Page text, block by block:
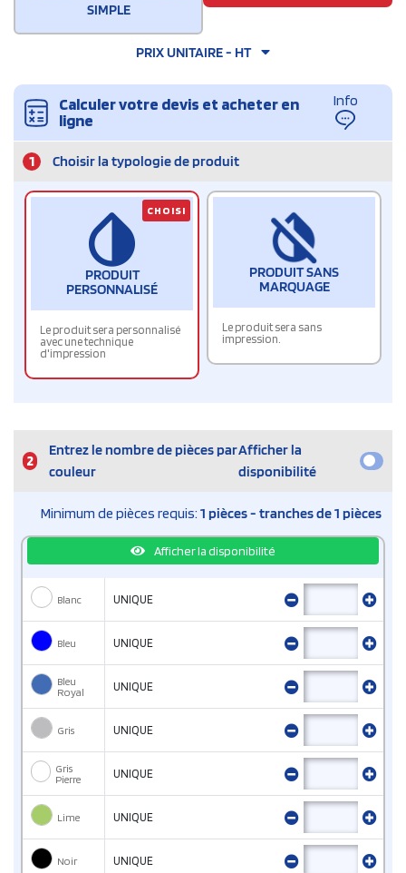
SIMPLE
PRIX UNITAIRE - HT
Calculer votre devis et acheter en
ligne
Info
1 Choisir la typologie de produit
PRODUIT
PERSONNALISÉ
Le produit sera personnalisé
avec une technique
d'impression
CHOISI
PRODUIT SANS
MARQUAGE
Le produit sera sans
impression.
2
Entrez le nombre de pièces par
couleur
Afficher la
disponibilité
Minimum de pièces requis: 1 pièces - tranches de 1 pièces
Afficher la disponibilité
Blanc UNIQUE
Bleu UNIQUE
Bleu
Royal
UNIQUE
Gris UNIQUE
Gris
Pierre
UNIQUE
Lime UNIQUE
Noir UNIQUE